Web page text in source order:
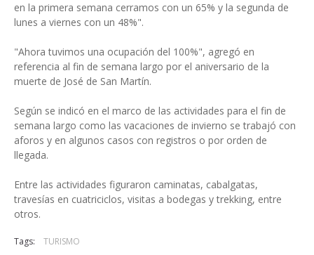
en la primera semana cerramos con un 65% y la segunda de
lunes a viernes con un 48%".
"Ahora tuvimos una ocupación del 100%", agregó en
referencia al fin de semana largo por el aniversario de la
muerte de José de San Martín.
Según se indicó en el marco de las actividades para el fin de
semana largo como las vacaciones de invierno se trabajó con
aforos y en algunos casos con registros o por orden de
llegada.
Entre las actividades figuraron caminatas, cabalgatas,
travesías en cuatriciclos, visitas a bodegas y trekking, entre
otros.
Tags: TURISMO